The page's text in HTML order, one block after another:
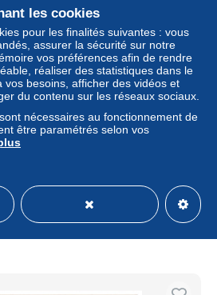
BAS - DORDRECHT - Binnen
$US
les cookies
pour les finalités suivantes : vous
assurer la sécurité sur notre
vos préférences afin de rendre
réaliser des statistiques dans le
vos besoins, afficher des vidéos et
du contenu sur les réseaux sociaux.
nécessaires au fonctionnement de
être paramétrés selon vos